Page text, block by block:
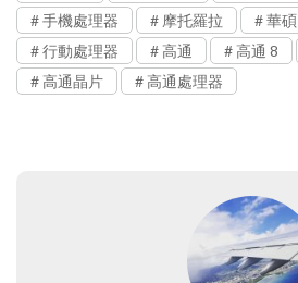
手機處理器
摩托羅拉 華碩
行動處理器
高通 高通 8
高通晶片
高通處理器